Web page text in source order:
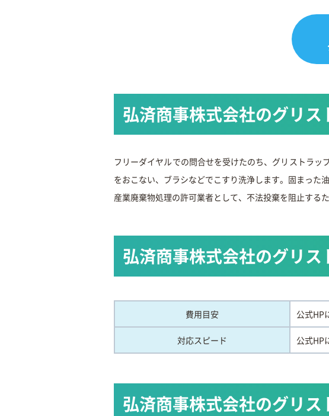
弘済商事株式会社のグリ
フリーダイヤルでの問合せを受けたのち、グリストラ
をおこない、ブラシなどでこすり洗浄します。固まった
産業廃棄物処理の許可業者として、不法投棄を阻止する
弘済商事株式会社のグリ
費用目安 公式HP
対応スピード 公式HP
弘済商事株式会社のグリ